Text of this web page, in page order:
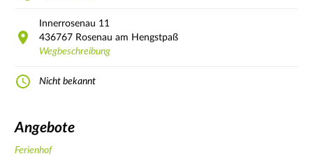
Innerrosenau 11
436767 Rosenau am Hengstpaß
Wegbeschreibung
Nicht bekannt
Angebote
Ferienhof